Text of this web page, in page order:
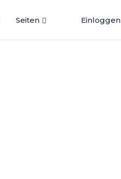
Seiten Einloggen